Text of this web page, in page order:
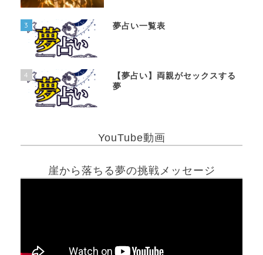
3 夢占い一覧表
4
【夢占い】両親がセックスする
夢
YouTube動画
崖から落ちる夢の挑戦メッセージ